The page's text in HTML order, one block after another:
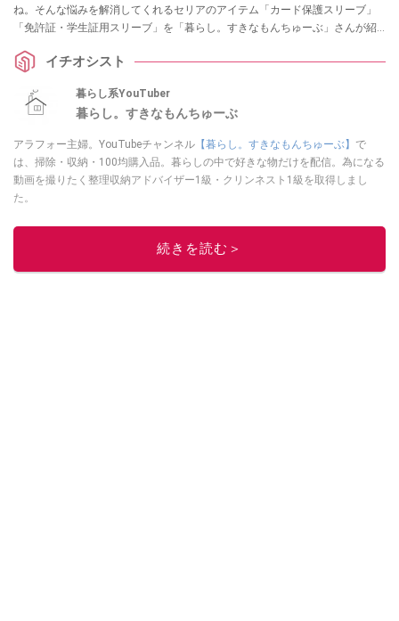
ね。そんな悩みを解消してくれるセリアのアイテム「カード保護スリーブ」
「免許証・学生証用スリーブ」を「暮らし。すきなもんちゅーぶ」さんが紹
で、ぜひチェックしてみてくださいね。
イチオシスト
暮らし系YouTuber
暮らし。すきなもんちゅーぶ
アラフォー主婦。YouTubeチャンネル 【暮らし。すきなもんちゅーぶ】 で
は、掃除・収納・100均購入品。暮らしの中で好きな物だけを配信。為になる
動画を撮りたく整理収納アドバイザー1級・クリンネスト1級を取得しまし
た。
このイチオシストの他の記事を読む
続きを読む＞